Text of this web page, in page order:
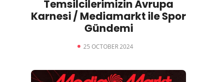
Temsilcilerimizin Avrupa
Karnesi / Mediamarkt ile Spor
Gündemi
25 OCTOBER 2024